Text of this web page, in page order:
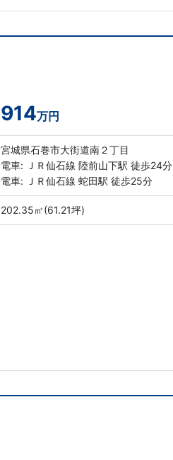
914万円
宮城県石巻市大街道南２丁目
電車: ＪＲ仙石線 陸前山下駅 徒歩24分
電車: ＪＲ仙石線 蛇田駅 徒歩25分
202.35㎡(61.21坪)